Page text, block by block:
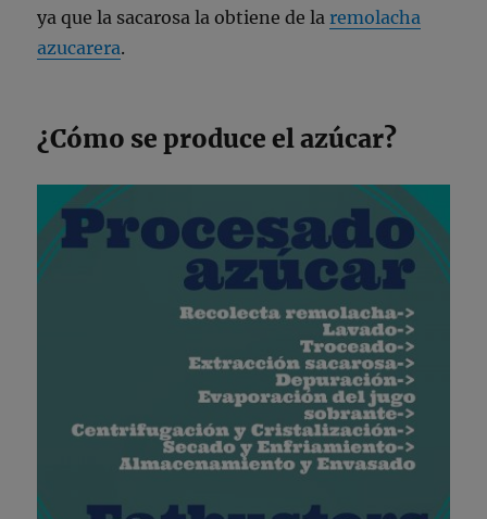
ya que la sacarosa la obtiene de laremolacha
azucarera.
¿Cómo se produce el azúcar?